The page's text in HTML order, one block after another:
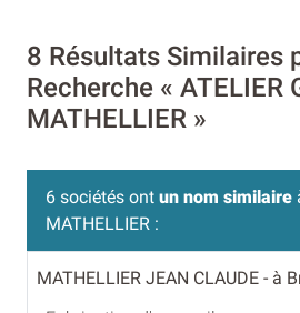
8 Résultats Similaires
Recherche « ATELIER
MATHELLIER »
6 sociétés ont un nom similaire
MATHELLIER :
MATHELLIER JEAN CLAUDE - à